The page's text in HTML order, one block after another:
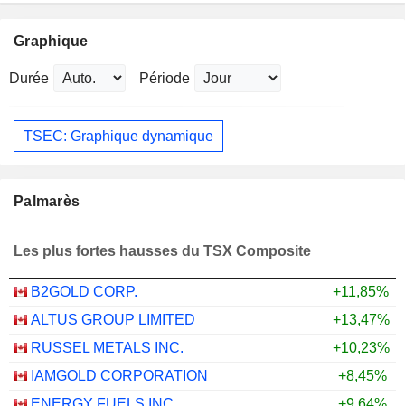
Graphique
Durée Période
TSEC: Graphique dynamique
Palmarès
Les plus fortes hausses du TSX Composite
B2GOLD CORP.
+11,85%
ALTUS GROUP LIMITED
+13,47%
RUSSEL METALS INC.
+10,23%
IAMGOLD CORPORATION
+8,45%